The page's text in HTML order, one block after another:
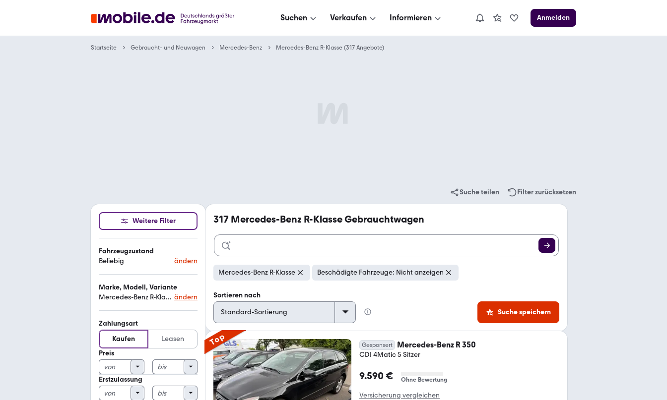
Suchen Verkaufen Informieren Anmelden
Startseite Gebraucht- und Neuwagen Mercedes-Benz Mercedes-Benz R-Klasse (317 Angebote)
Suche teilen Filter zurücksetzen
Weitere Filter
Fahrzeugzustand
Beliebig
ändern
Marke, Modell, Variante
Mercedes-Benz R-Klasse ändern
Zahlungsart
Kaufen
Leasen
Preis
Erstzulassung
317 Mercedes-Benz R-Klasse Gebrauchtwagen
Mercedes-Benz R-Klasse Beschädigte Fahrzeuge: Nicht anzeigen
Sortieren nach
Suche speichern
Top Gesponsert Mercedes-Benz R 350
CDI 4Matic 5 Sitzer
9.590 € Ohne Bewertung
Versicherung vergleichen